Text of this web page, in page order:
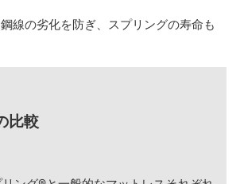
線の劣化を防ぎ、スプリングの寿命も
比較